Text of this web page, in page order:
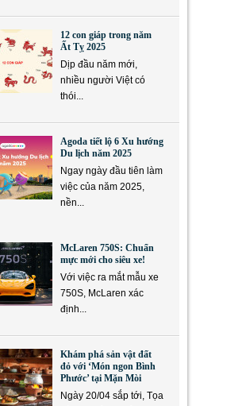
12 con giáp trong năm
Ất Tỵ 2025
Dịp đầu năm mới,
nhiều người Việt có
thói...
Agoda tiết lộ 6 Xu hướng
Du lịch năm 2025
Ngay ngày đầu tiên làm
việc của năm 2025,
nền...
McLaren 750S: Chuẩn
mực mới cho siêu xe!
Với việc ra mắt mẫu xe
750S, McLaren xác
định...
Khám phá sản vật đất
đỏ với ‘Món ngon Bình
Phước’ tại Mặn Mòi
Ngày 20/04 sắp tới, Tọa